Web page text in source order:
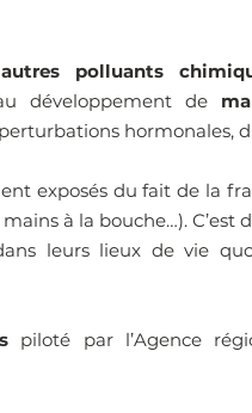
polluants
développement de
hormonales,
exposés du fait de la
à la bouche…). C’est
leurs lieux de vie
piloté par l’Agence